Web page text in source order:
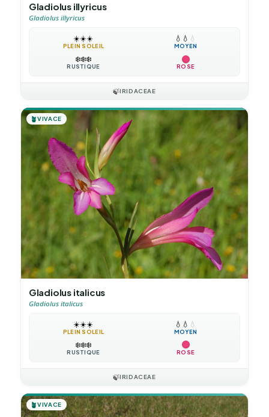
Gladiolus illyricus
Gladiolus illyricus
☀️☀️☀️
PLEIN SOLEIL
💧 💧 💧
MOYEN
❄️❄️❄️
RUSTIQUE ROSE
🍃IRIDACEAE
🪴VIVACE
Gladiolus italicus
Gladiolus italicus
☀️☀️☀️
PLEIN SOLEIL
💧 💧 💧
MOYEN
❄️❄️❄️
RUSTIQUE ROSE
🍃IRIDACEAE
🪴VIVACE